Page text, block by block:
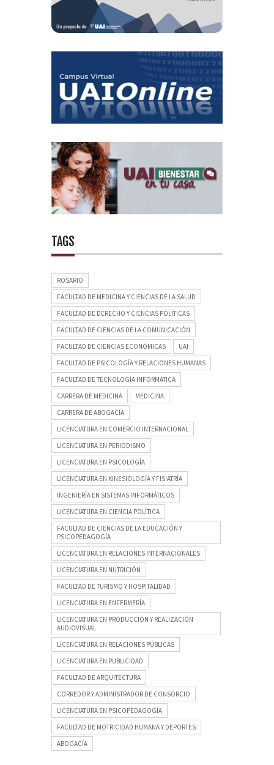
TAGS
ROSARIO
FACULTAD DE MEDICINA Y CIENCIAS DE LA SALUD
FACULTAD DE DERECHO Y CIENCIAS POLÍTICAS
FACULTAD DE CIENCIAS DE LA COMUNICACIÓN
FACULTAD DE CIENCIAS ECONÓMICAS
UAI
FACULTAD DE PSICOLOGÍA Y RELACIONES HUMANAS
FACULTAD DE TECNOLOGÍA INFORMÁTICA
CARRERA DE MEDICINA
MEDICINA
CARRERA DE ABOGACÍA
LICENCIATURA EN COMERCIO INTERNACIONAL
LICENCIATURA EN PERIODISMO
LICENCIATURA EN PSICOLOGÍA
LICENCIATURA EN KINESIOLOGÍA Y FISIATRÍA
INGENIERÍA EN SISTEMAS INFORMÁTICOS
LICENCIATURA EN CIENCIA POLÍTICA
FACULTAD DE CIENCIAS DE LA EDUCACIÓN Y
PSICOPEDAGOGÍA
LICENCIATURA EN RELACIONES INTERNACIONALES
LICENCIATURA EN NUTRICIÓN
FACULTAD DE TURISMO Y HOSPITALIDAD
LICENCIATURA EN ENFERMERÍA
LICENCIATURA EN PRODUCCIÓN Y REALIZACIÓN
AUDIOVISUAL
LICENCIATURA EN RELACIONES PÚBLICAS
LICENCIATURA EN PUBLICIDAD
FACULTAD DE ARQUITECTURA
CORREDOR Y ADMINISTRADOR DE CONSORCIO
LICENCIATURA EN PSICOPEDAGOGÍA
FACULTAD DE MOTRICIDAD HUMANA Y DEPORTES
ABOGACÍA